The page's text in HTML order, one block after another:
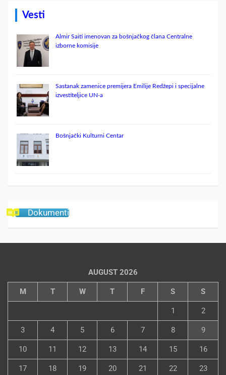
Vesti
Almir Saiti imenovan za bošnjačkog člana Centralne
izborne komisije
Sastanak zamenice premijera Emilije Redžepi i specijalne
izvestiteljice UN-a
Bošnjački Kulturni Centar
Dokumenti
AUGUST 2026
M T W T F S S
1 2
3 4 5 6 7 8 9
10 11 12 13 14 15 16
17 18 19 20 21 22 23